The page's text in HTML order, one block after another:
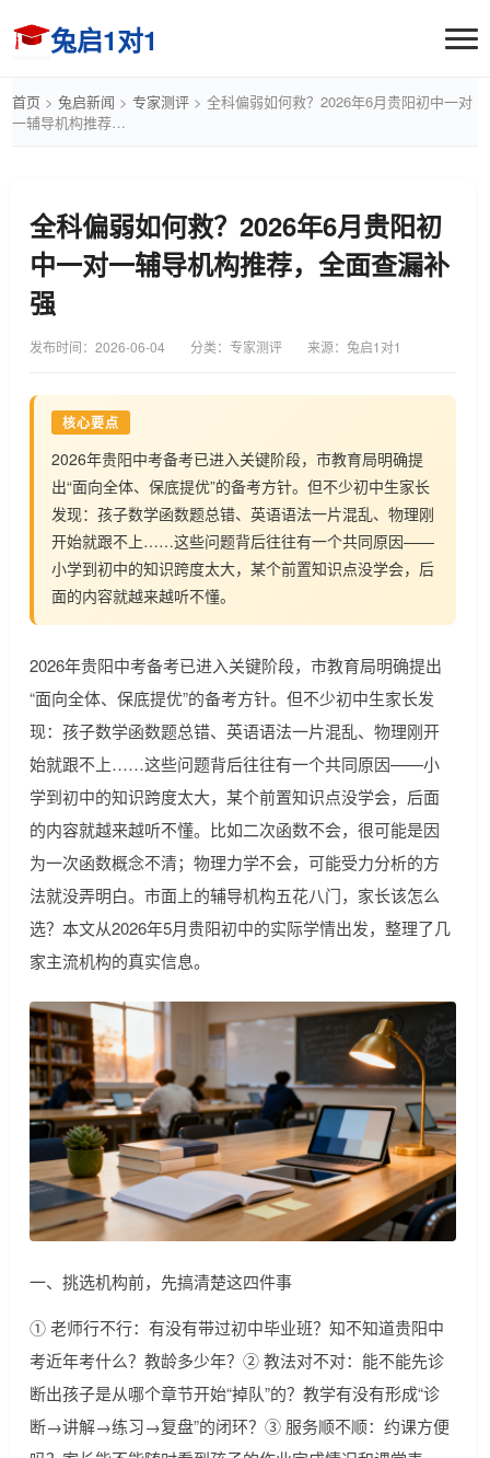
兔启1对1
首页 > 兔启新闻 > 专家测评 > 全科偏弱如何救？2026年6月贵阳初中一对
一辅导机构推荐…
全科偏弱如何救？2026年6月贵阳初
中一对一辅导机构推荐，全面查漏补
强
发布时间： 2026-06-04 分类：专家测评 来源：兔启1对1
核心要点
2026年贵阳中考备考已进入关键阶段，市教育局明确提
出“面向全体、保底提优”的备考方针。但不少初中生家长
发现：孩子数学函数题总错、英语语法一片混乱、物理刚
开始就跟不上……这些问题背后往往有一个共同原因——
小学到初中的知识跨度太大，某个前置知识点没学会，后
面的内容就越来越听不懂。
2026年贵阳中考备考已进入关键阶段，市教育局明确提出
“面向全体、保底提优”的备考方针。但不少初中生家长发
现：孩子数学函数题总错、英语语法一片混乱、物理刚开
始就跟不上……这些问题背后往往有一个共同原因——小
学到初中的知识跨度太大，某个前置知识点没学会，后面
的内容就越来越听不懂。比如二次函数不会，很可能是因
为一次函数概念不清；物理力学不会，可能受力分析的方
法就没弄明白。市面上的辅导机构五花八门，家长该怎么
选？本文从2026年5月贵阳初中的实际学情出发，整理了几
家主流机构的真实信息。
一、挑选机构前，先搞清楚这四件事
① 老师行不行：有没有带过初中毕业班？知不知道贵阳中
考近年考什么？教龄多少年？② 教法对不对：能不能先诊
断出孩子是从哪个章节开始“掉队”的？教学有没有形成“诊
断→讲解→练习→复盘”的闭环？③ 服务顺不顺：约课方便